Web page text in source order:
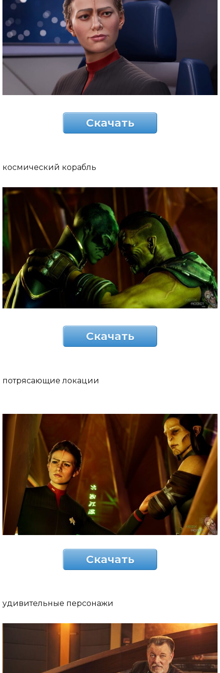
Скачать
космический корабль
Скачать
потрясающие локации
Скачать
удивительные персонажи